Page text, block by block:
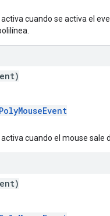
activa cuando se activa el
PolyMouseEvent
cuando el mouse sale